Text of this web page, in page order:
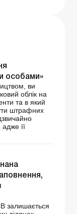
особами»
ви
облік на
та в який
штрафних
її
залишається